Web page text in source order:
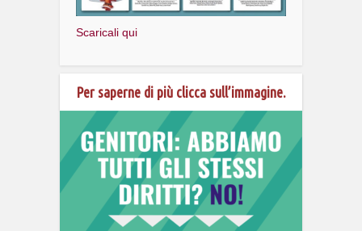
Scaricali qui
Per saperne di più clicca sull’immagine.